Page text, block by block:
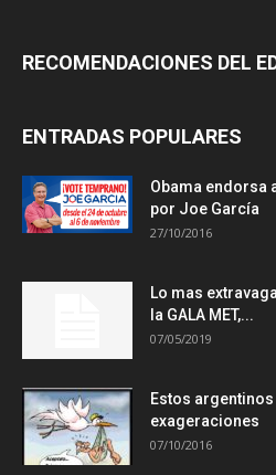
RECOMENDACIONES DEL
ENTRADAS POPULARES
Obama endorsa
por Joe García
27/10/2016
Lo mas
la GALA MET,...
07/05/2019
Estos
exageraciones
07/10/2016